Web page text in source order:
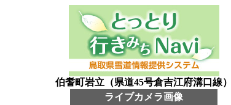
伯耆町岩立（県道45号倉吉江府溝口線）
ライブカメラ画像